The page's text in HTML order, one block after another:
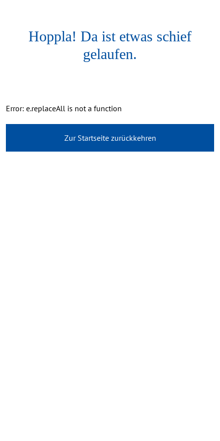
Hoppla! Da ist etwas schief
gelaufen.
Error: e.replaceAll is not a function
Zur Startseite zurückkehren